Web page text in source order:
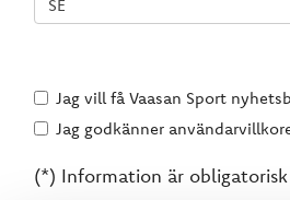
Jag vill få Vaasan Sport
Jag godkänner
(*) Information är obligatorisk